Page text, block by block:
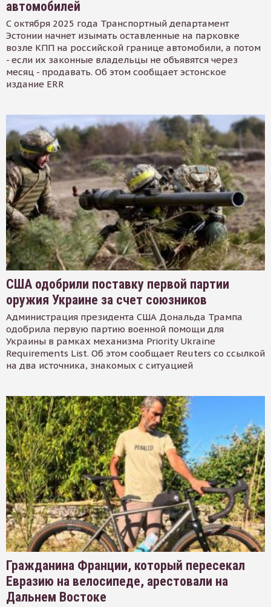
автомобилей
С октября 2025 года Транспортный департамент
Эстонии начнет изымать оставленные на парковке
возле КПП на российской границе автомобили, а потом
- если их законные владельцы не объявятся через
месяц - продавать. Об этом сообщает эстонское
издание ERR
США одобрили поставку первой партии
оружия Украине за счет союзников
Администрация президента США Дональда Трампа
одобрила первую партию военной помощи для
Украины в рамках механизма Priority Ukraine
Requirements List. Об этом сообщает Reuters со ссылкой
на два источника, знакомых с ситуацией
Гражданина Франции, который пересекал
Евразию на велосипеде, арестовали на
Дальнем Востоке